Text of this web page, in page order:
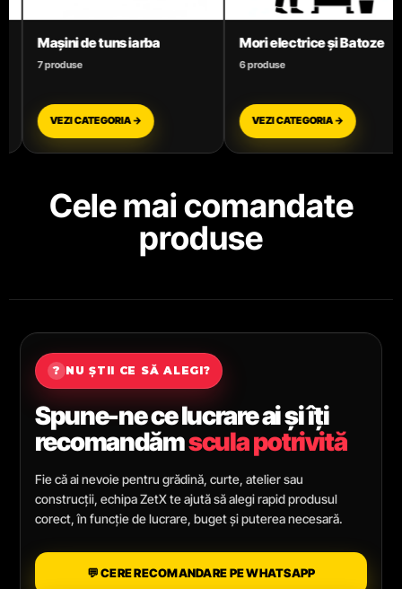
Mori electrice și Batoze
6 produse
VEZI CATEGORIA →
Motoare termice benzină
3 produse
VEZI CATEGORIA →
Cele mai comandate
produse
? NU ȘTII CE SĂ ALEGI?
Spune-ne ce lucrare ai și îți
recomandămscula potrivită
Fie că ai nevoie pentru grădină, curte, atelier sau
construcții, echipa ZetX te ajută să alegi rapid produsul
corect, în funcție de lucrare, buget și puterea necesară.
💬 CERE RECOMANDARE PE WHATSAPP